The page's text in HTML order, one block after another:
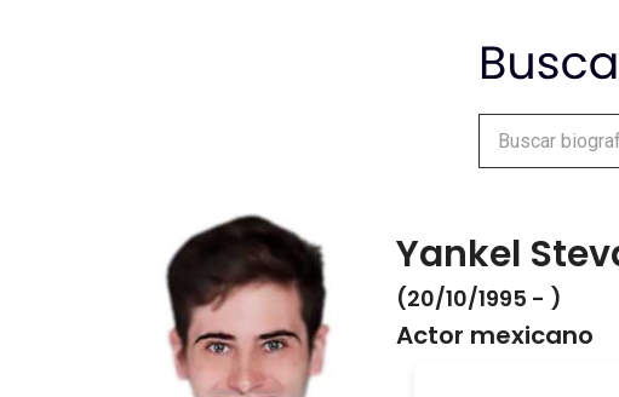
Yankel
(20/10/1995 - )
Actor mexicano